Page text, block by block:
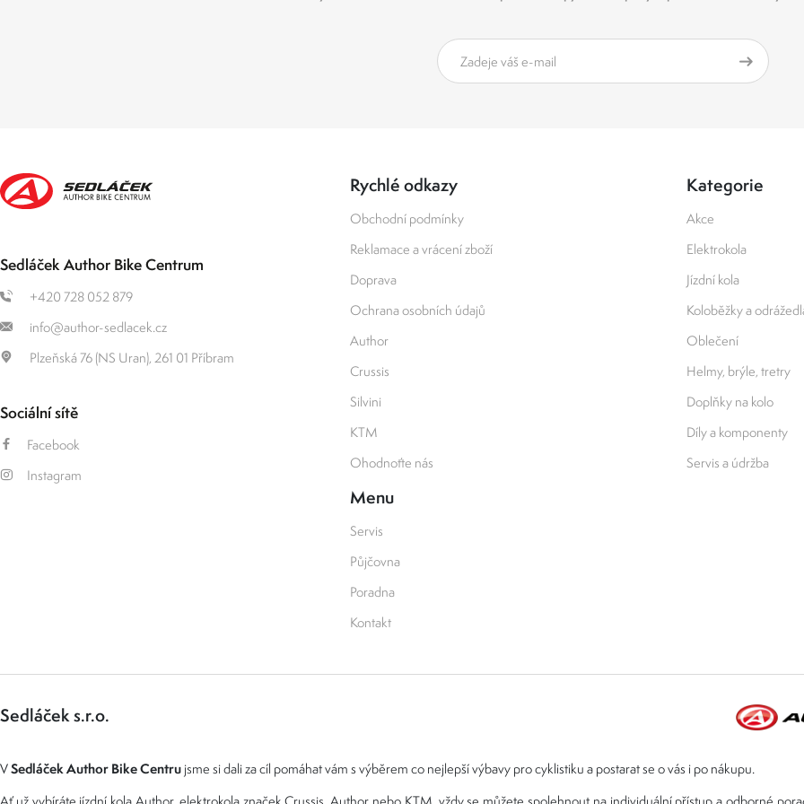
Sedláček Author Bike Centrum
+420 728 052 879
info@author-sedlacek.cz
Plzeňská 76 (NS Uran), 261 01 Příbram
Sociální sítě
Facebook
Instagram
Rychlé odkazy
Obchodní podmínky
Reklamace a vrácení zboží
Doprava
Ochrana osobních údajů
Author
Crussis
Silvini
KTM
Ohodnoťte nás
Menu
Servis
Půjčovna
Poradna
Kontakt
Kategorie
Akce
Elektrokola
Jízdní kola
Koloběžky a
Oblečení
Helmy, brýle, tretry
Doplňky na kolo
Díly a komponenty
Servis a údržba
Sedláček s.r.o.
VSedláček Author Bike Centru jsme si dali za cíl pomáhat vám s výběrem co nejlepší výbavy pro cyklistiku a postarat se o vás i po nákupu.